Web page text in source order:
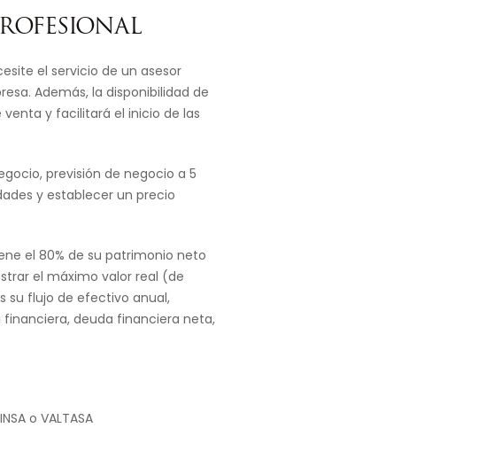
el servicio de un asesor
Además, la disponibilidad de
y facilitará el inicio de las
previsión de negocio a 5
y establecer un precio
el 80% de su patrimonio neto
el máximo valor real (de
su flujo de efectivo anual,
deuda financiera neta,
o VALTASA